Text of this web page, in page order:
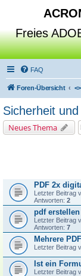
Freies
FAQ
Foren-Übersicht <>
Sicherheit
Neues Thema
PDF 2x
Letzter Beitrag
Antworten: 2
pdf
Letzter Beitrag
Antworten: 7
Mehrere
Letzter Beitrag
Ist ein
Letzter Beitrag